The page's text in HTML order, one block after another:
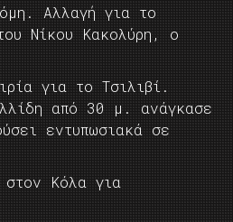
Αλλαγή για το
Νίκου Κακολύρη, ο
για το Τσιλιβί.
από 30 μ. ανάγκασε
εντυπωσιακά σε
στον Κόλα για